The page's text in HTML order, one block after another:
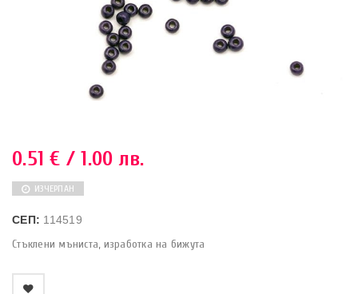
0.51€ / 1.00 лв.
ИЗЧЕРПАН
СЕП: 114519
Стъклени мъниста, изработка на бижута